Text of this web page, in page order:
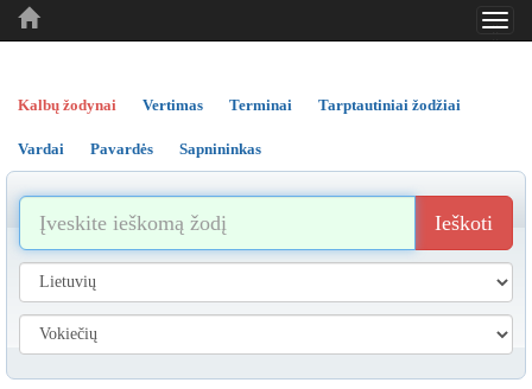
..
..
Kalbų žodynai Vertimas Terminai Tarptautiniai žodžiai
Vardai Pavardės Sapnininkas
Ieškoti